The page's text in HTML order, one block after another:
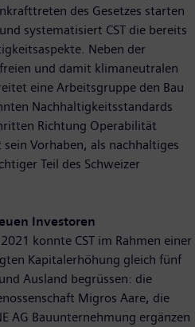
des Gesetzes starten
systematisiert CST die bereits
Neben der
und damit klimaneutralen
eine Arbeitsgruppe den Bau
Nachhaltigkeitsstandards
Richtung Operabilität
Vorhaben, als nachhaltiges
Teil des Schweizer
Investoren
konnte CST im Rahmen einer
Kapitalerhöhung gleich fünf
Ausland begrüssen: die
Migros Aare, die
AG Bauunternehmung ergänzen